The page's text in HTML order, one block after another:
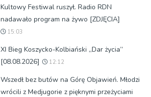
Kultowy Festiwal ruszył. Radio RDN
nadawało program na żywo [ZDJĘCIA]
15:03
XI Bieg Koszycko-Kolbiański „Dar życia”
[08.08.2026]
12:12
Wszedł bez butów na Górę Objawień. Młodzi
wrócili z Medjugorie z pięknymi przeżyciami